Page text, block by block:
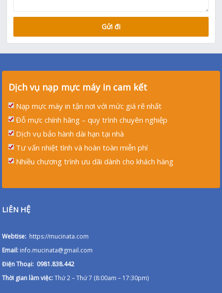
Dịch vụ nạp mực máy in cam kết
Nạp mực máy in tận nơi với mức giá rẽ nhất
Đỗ mực chính hãng – quy trình chuyên nghiệp
Dịch vụ bảo hành dài hạn tại nhà
Tư vấn nhiệt tình và hoàn toàn miễn phí
Nhiều chương trình ưu dãi dành cho khách hàng
LIÊN HỆ
Webtise: https://mucinata.com
Email: info.mucinata@gmail.com
Điện Thoại: 0981.838.442
Thời gian làm việc:Thứ 2 – Thứ 7 (8:00am – 17:30pm)